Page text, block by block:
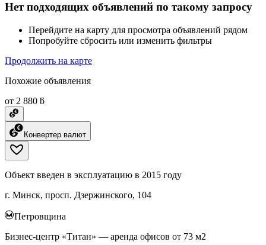
Нет подходящих объявлений по такому запросу
Перейдите на карту для просмотра объявлений рядом
Попробуйте сбросить или изменить фильтры
Продолжить на карте
Похожие объявления
от 2 880 ƃ
Конвертер валют
Объект введен в эксплуатацию в 2015 году
г. Минск, просп. Дзержинского, 104
Петровщина
Бизнес-центр «Титан» — аренда офисов от 73 м2